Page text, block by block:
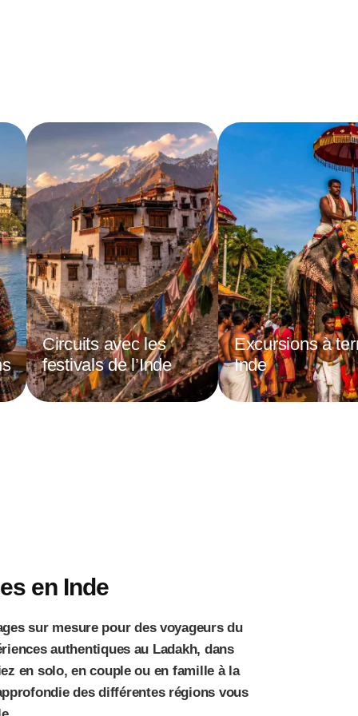
Circuits avec les
festivals de l’Inde
Excursions à
Inde
en Inde
sur mesure pour des voyageurs du
authentiques au Ladakh, dans
en solo, en couple ou en famille à la
des différentes régions vous